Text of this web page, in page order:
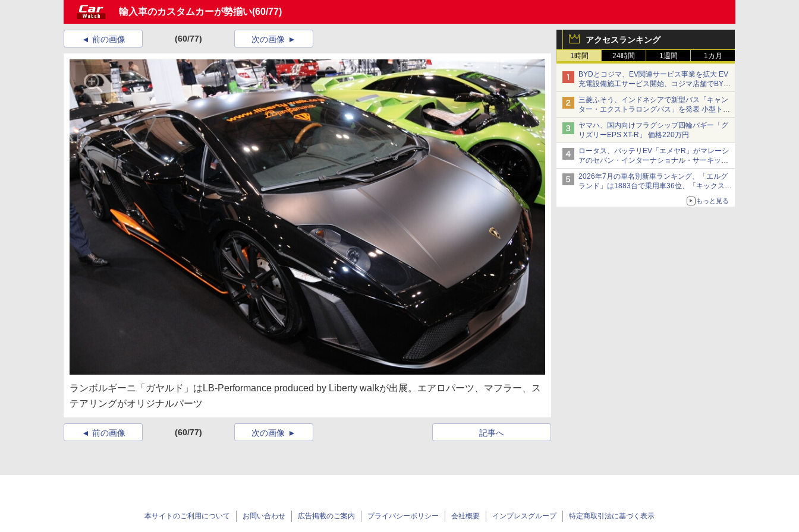
輸入車のカスタムカーが勢揃い(60/77)
アクセスランキング
1時間 24時間 1週間 1カ月
BYDとコジマ、EV関連サービス事業を拡大 EV
充電設備施工サービス開始、コジマ店舗でBYD
車の展示・試乗イベントを強化
三菱ふそう、インドネシアで新型バス「キャン
ター・エクストラロングバス」を発表 小型トラ
ックベースの観光・旅客輸送向けバス
ヤマハ、国内向けフラグシップ四輪バギー「グ
リズリーEPS XT-R」 価格220万円
ロータス、バッテリEV「エメヤR」がマレーシ
アのセパン・インターナショナル・サーキット
のBEV最速タイムを樹立
2026年7月の車名別新車ランキング、「エルグ
ランド」は1883台で乗用車36位、「キックス」
もっと見る
前の画像 (60/77) 次の画像
ランボルギーニ「ガヤルド」はLB-Performance produced by Liberty walkが出展。エアロパーツ、マフラー、ス
テアリングがオリジナルパーツ
前の画像 (60/77) 記事へ
次の画像
本サイトのご利用について お問い合わせ 広告掲載のご案内 プライバシーポリシー 会社概要 インプレスグループ 特定商取引法に基づく表示